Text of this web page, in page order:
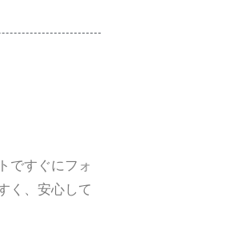
ですぐにフォ
く、安心して